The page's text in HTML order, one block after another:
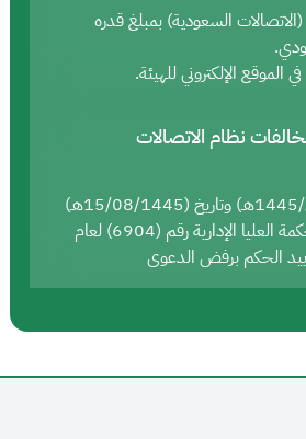
السعودية) بمبلغ قدره
الموقع الإلكتروني للهيئة.
نظام الاتصالات
رقم (45114642/ق/1445هـ) وتاريخ (15/08/1445هـ)
الصادر بشأنه حكم محكمة العليا الإدارية رقم (6904) لعام